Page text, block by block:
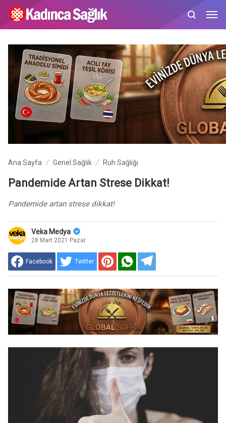
Ana Sayfa Genel Sağlık Ruh Sağlığı
Pandemide Artan Strese Dikkat!
Pandemide artan strese dikkat!
Veka Medya
28 Mart 2021 Pazar
Facebook Twitter